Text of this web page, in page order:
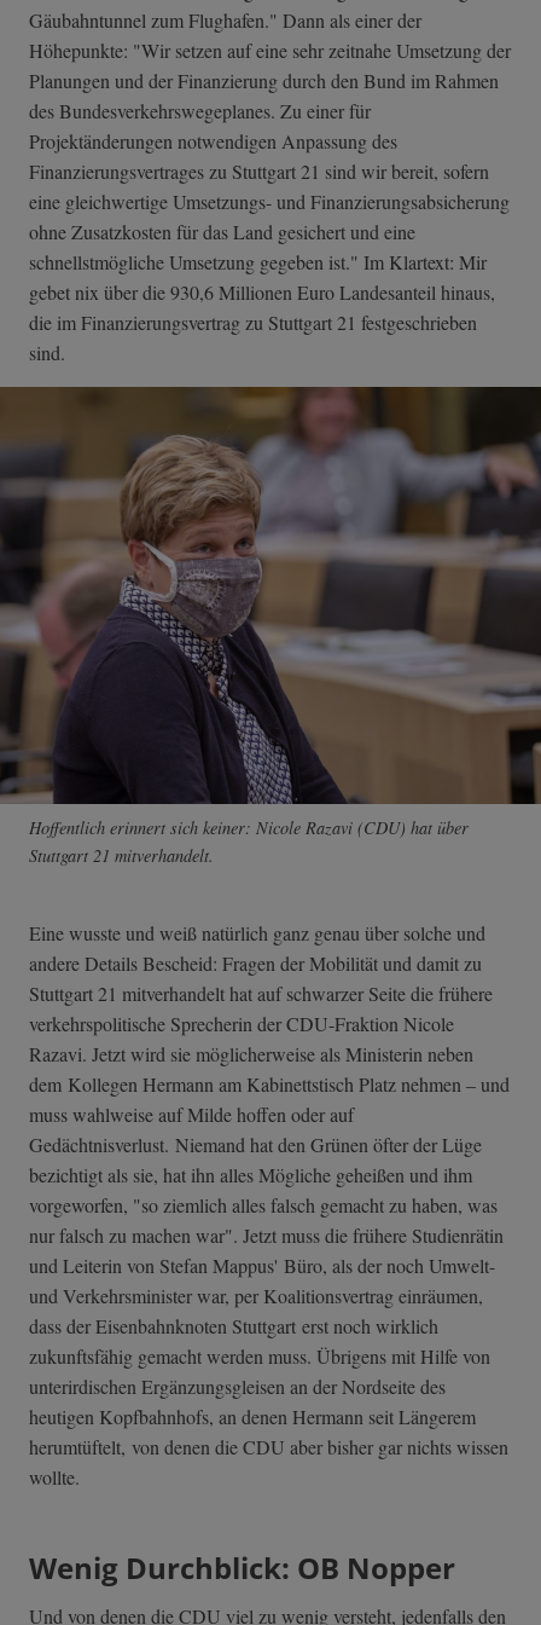
Gäubahntunnel zum Flughafen." Dann als einer der
Höhepunkte: "Wir setzen auf eine sehr zeitnahe Umsetzung der
Planungen und der Finanzierung durch den Bund im Rahmen
des Bundesverkehrswegeplanes. Zu einer für
Projektänderungen notwendigen Anpassung des
Finanzierungsvertrages zu Stuttgart 21 sind wir bereit, sofern
eine gleichwertige Umsetzungs- und Finanzierungsabsicherung
ohne Zusatzkosten für das Land gesichert und eine
schnellstmögliche Umsetzung gegeben ist." Im Klartext: Mir
gebet nix über die 930,6 Millionen Euro Landesanteil hinaus,
die im Finanzierungsvertrag zu Stuttgart 21 festgeschrieben
sind.
Hoffentlich erinnert sich keiner: Nicole Razavi (CDU) hat über
Stuttgart 21 mitverhandelt.
Eine wusste und weiß natürlich ganz genau über solche und
andere Details Bescheid: Fragen der Mobilität und damit zu
Stuttgart 21 mitverhandelt hat auf schwarzer Seite die frühere
verkehrspolitische Sprecherin der CDU-Fraktion Nicole
Razavi. Jetzt wird sie möglicherweise als Ministerin neben
dem Kollegen Hermann am Kabinettstisch Platz nehmen – und
muss wahlweise auf Milde hoffen oder auf
Gedächtnisverlust. Niemand hat den Grünen öfter der Lüge
bezichtigt als sie, hat ihn alles Mögliche geheißen und ihm
vorgeworfen, "so ziemlich alles falsch gemacht zu haben, was
nur falsch zu machen war". Jetzt muss die frühere Studienrätin
und Leiterin von Stefan Mappus' Büro, als der noch Umwelt-
und Verkehrsminister war, per Koalitionsvertrag einräumen,
dass der Eisenbahnknoten Stuttgart erst noch wirklich
zukunftsfähig gemacht werden muss. Übrigens mit Hilfe von
unterirdischen Ergänzungsgleisen an der Nordseite des
heutigen Kopfbahnhofs, an denen Hermann seit Längerem
herumtüftelt, von denen die CDU aber bisher gar nichts wissen
wollte.
Wenig Durchblick: OB Nopper
Und von denen die CDU viel zu wenig versteht, jedenfalls den